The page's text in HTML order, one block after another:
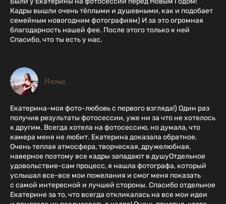
Кадры вышли очень тёплыми и душевными, как и подобает
семейным новогодним фотографиям) И за это огромная
благодарность нашей фее. После этого только к ней
Спасибо, что ты есть у нас.
Илона
Екатерина-моя фото-любовь с первого взгляда!) Один раз
получив результаты фотосессии, уже ни за что не хотелось
к другим. Всегда хотела на фотосессию, но думала, что
камера меня не любит. Екатерина доказала обратное.
Очень теплая атмосфера, творческая, дружелюбная,
наверное поэтому все кадры западают в душуОтдельное
удовольствие-сам процесс, я нашла фотографа, который
услышал все-все мои пожелания и смог меня показать
с самой интересной и лучшей стороны. Спасибо отдельное
Екатерине за то, что всегда откликалась на все мои идеи